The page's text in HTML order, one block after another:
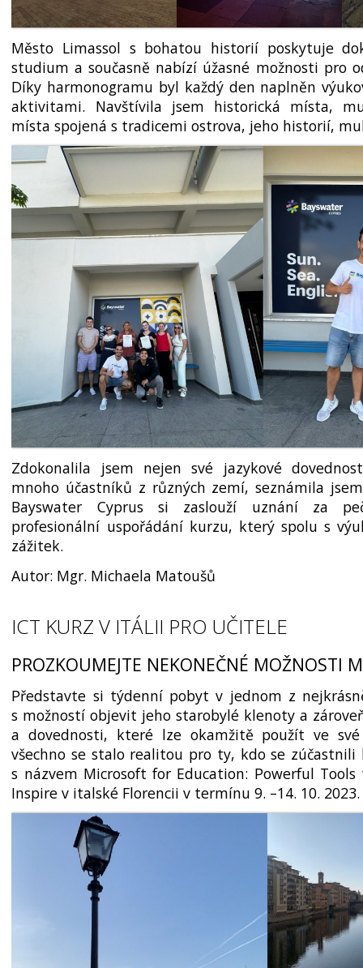
Město Limassol s bohatou historií poskytuje
studium a současně nabízí úžasné možnosti pro
Díky harmonogramu byl každý den naplněn
aktivitami. Navštívila jsem historická místa,
místa spojená s tradicemi ostrova, jeho historií,
Zdokonalila jsem nejen své jazykové
mnoho účastníků z různých zemí, seznámila
Bayswater Cyprus si zaslouží uznání za
profesionální uspořádání kurzu, který spolu s
zážitek.
Autor: Mgr. Michaela Matoušů
ICT KURZ V ITÁLII PRO UČITELE
PROZKOUMEJTE NEKONEČNÉ MOŽNOSTI
Představte si týdenní pobyt v jednom z
s možností objevit jeho starobylé klenoty a
a dovednosti, které lze okamžitě použít ve
všechno se stalo realitou pro ty, kdo se zúčastnili
s názvem Microsoft for Education: Powerful
Inspire v italské Florencii v termínu 9. –14. 10. 2023.